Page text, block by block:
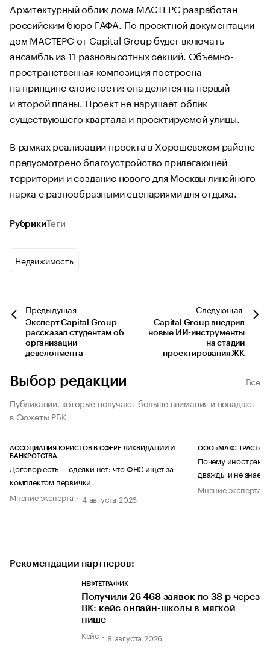
Архитектурный облик дома МАСТЕРС разработан
российским бюро ГАФА. По проектной документации
дом МАСТЕРС от Capital Group будет включать
ансамбль из 11 разновысотных секций. Объемно-
пространственная композиция построена
на принципе слоистости: она делится на первый
и второй планы. Проект не нарушает облик
существующего квартала и проектируемой улицы.
В рамках реализации проекта в Хорошевском районе
предусмотрено благоустройство прилегающей
территории и создание нового для Москвы линейного
парка с разнообразными сценариями для отдыха.
Рубрики Теги
Недвижимость
Предыдущая
Эксперт Capital Group
рассказал студентам об
организации
девелопмента
Следующая
Capital Group внедрил
новые ИИ-инструменты
на стадии
проектирования ЖК
Выбор редакции
Все
Публикации, которые получают больше внимания и попадают
в Сюжеты РБК
АССОЦИАЦИЯ ЮРИСТОВ В СФЕРЕ ЛИКВИДАЦИИ И
БАНКРОТСТВА
Договор есть — сделки нет: что ФНС ищет за
комплектом первички
Мнение эксперта
4 августа 2026
ООО «МАКС ТРАСТ»
Почему
дважды и не знает
Мнение эксперта
Рекомендации партнеров:
НЕФТЕТРАФИК
Получили 26 468 заявок по 38 р через
ВК: кейс онлайн-школы в мягкой
нише
Кейс 8 августа 2026